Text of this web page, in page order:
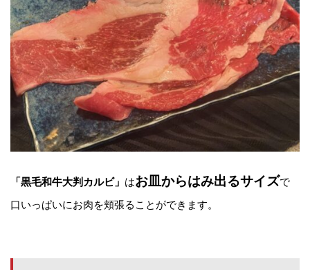
「黒毛和牛大判カルビ」 はお皿からはみ出るサイズで
口いっぱいにお肉を頬張ることができます。